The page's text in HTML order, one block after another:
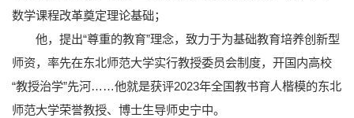
数学课程改革奠定理论基础；
他，提出“尊重的教育”理念，致力于为基础教育培养创新型
师资，率先在东北师范大学实行教授委员会制度，开国内高校
“教授治学”先河……他就是获评2023年全国教书育人楷模的东北
师范大学荣誉教授、博士生导师史宁中。